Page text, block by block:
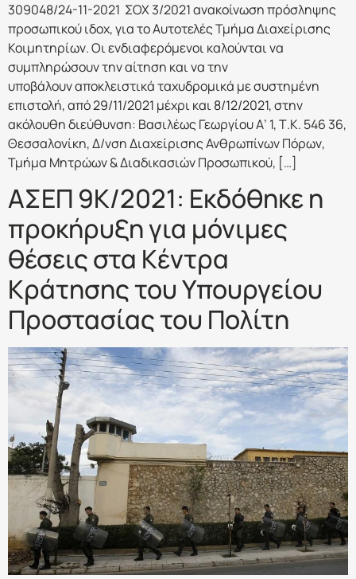
309048/24-11-2021 ΣΟΧ 3/2021 ανακοίνωση πρόσληψης
προσωπικού ιδοχ, για το Αυτοτελές Τμήμα Διαχείρισης
Κοιμητηρίων. Οι ενδιαφερόμενοι καλούνται να
συμπληρώσουν την αίτηση και να την
υποβάλουν αποκλειστικά ταχυδρομικά με συστημένη
επιστολή, από 29/11/2021 μέχρι και 8/12/2021, στην
ακόλουθη διεύθυνση: Βασιλέως Γεωργίου Α’ 1, Τ.Κ. 546 36,
Θεσσαλονίκη, Δ/νση Διαχείρισης Ανθρωπίνων Πόρων,
Τμήμα Μητρώων & Διαδικασιών Προσωπικού, […]
ΑΣΕΠ 9Κ/2021: Εκδόθηκε η
προκήρυξη για μόνιμες
θέσεις στα Κέντρα
Κράτησης του Υπουργείου
Προστασίας του Πολίτη